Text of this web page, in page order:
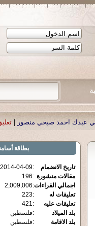
صبحي منصور| تعليق: ...
|تعليق:
بطاقة
تاريخ الانضمام :
2014-04-09
مقالات منشورة :
196
اجمالي القراءات:
2,009,006
تعليقات له
:
223
تعليقات عليه
:
421
بلد الميلاد
:فلسطين
بلد الاقامة
:فلسطين